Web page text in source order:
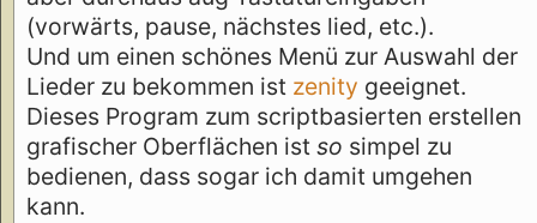
(vorwärts, pause, nächstes lied, etc.).
Und um einen schönes Menü zur Auswahl der
Lieder zu bekommen ist zenity geeignet.
Dieses Program zum scriptbasierten erstellen
grafischer Oberflächen ist so simpel zu
bedienen, dass sogar ich damit umgehen
kann.